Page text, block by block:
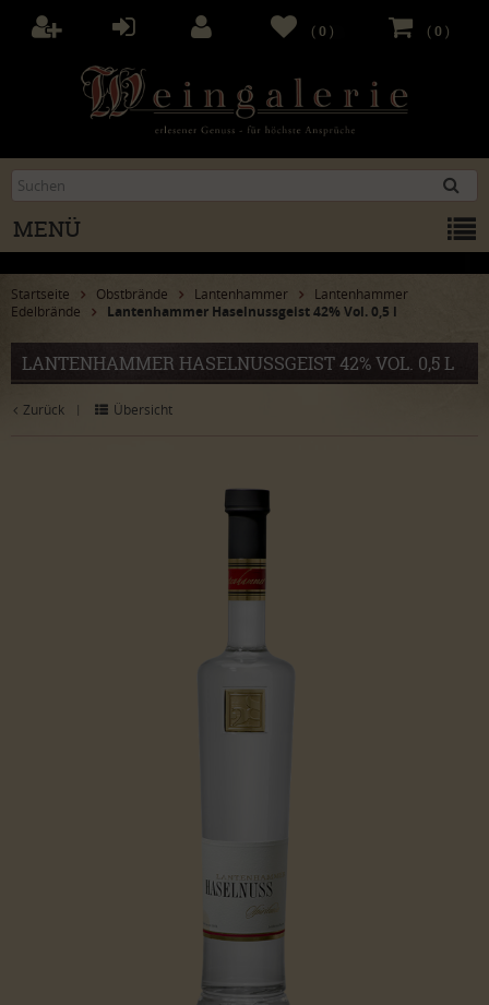
(0 )
(0 )
MENÜ
Startseite Obstbrände Lantenhammer
Lantenhammer
Edelbrände
Lantenhammer Haselnussgeist 42% Vol. 0,5 l
LANTENHAMMER HASELNUSSGEIST 42% VOL. 0,5 L
Zurück | Übersicht